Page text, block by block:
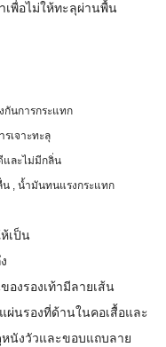
เพื่อไม่ให้ทะลุผ่านพื้น
กันการกระแทก
เจาะทะลุ
และไม่มีกลิ่น
น , น้ำมันทนแรงกระแทก
เป็น
งรองเท้ามีลายเส้น
ผ่นรองที่ด้านในคอเสื้อและ
นังวัวและขอบแถบลาย